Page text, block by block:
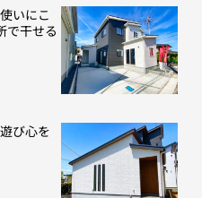
いにこ
で干せる
び心を